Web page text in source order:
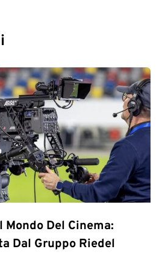
Mondo Del Cinema:
Dal Gruppo Riedel